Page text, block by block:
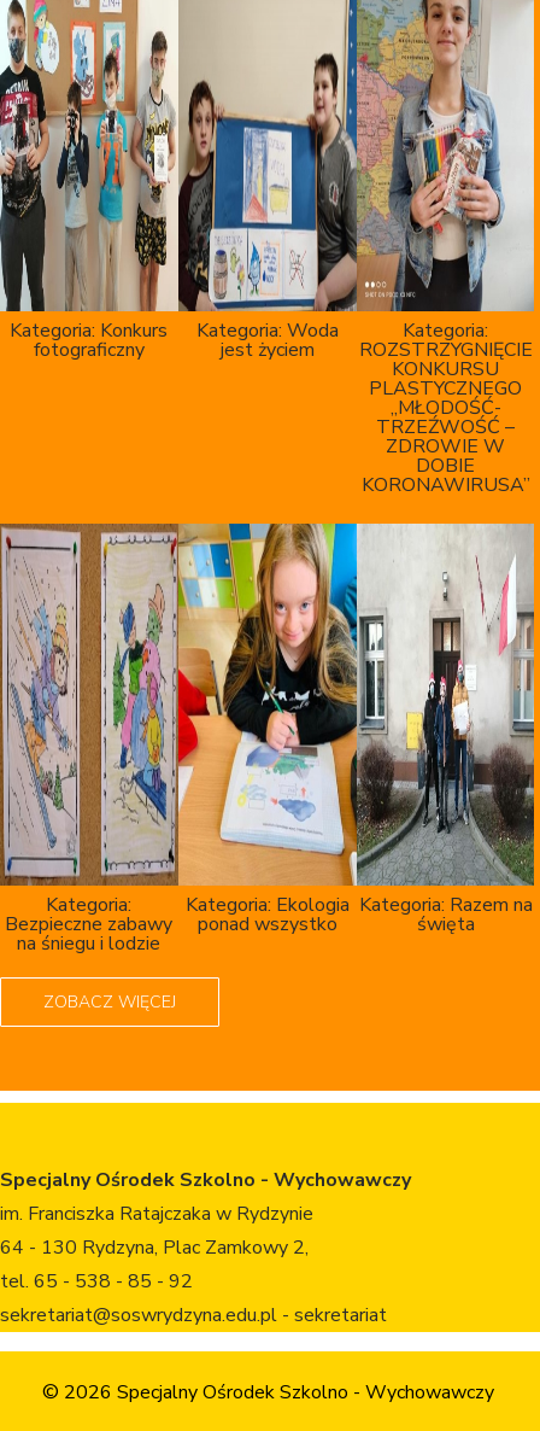
Kategoria: Konkurs
fotograficzny
Kategoria: Woda
jest życiem
Kategoria:
ROZSTRZYGNIĘCIE
KONKURSU
PLASTYCZNEGO
„MŁODOŚĆ-
TRZEŹWOŚĆ –
ZDROWIE W
DOBIE
KORONAWIRUSA”
Kategoria:
Bezpieczne zabawy
na śniegu i lodzie
Kategoria: Ekologia
ponad wszystko
Kategoria: Razem na
święta
ZOBACZ WIĘCEJ
Specjalny Ośrodek Szkolno - Wychowawczy
im. Franciszka Ratajczaka w Rydzynie
64 - 130 Rydzyna, Plac Zamkowy 2,
tel. 65 - 538 - 85 - 92
sekretariat@soswrydzyna.edu.pl - sekretariat
© 2026 Specjalny Ośrodek Szkolno - Wychowawczy